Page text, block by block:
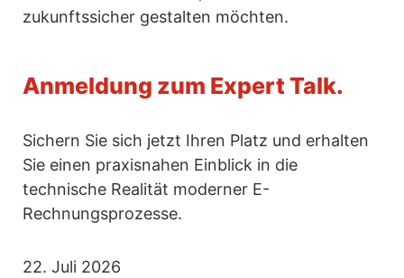
zukunftssicher gestalten möchten.
Anmeldung zum Expert Talk.
Sichern Sie sich jetzt Ihren Platz und erhalten
Sie einen praxisnahen Einblick in die
technische Realität moderner E-
Rechnungsprozesse.
22. Juli 2026